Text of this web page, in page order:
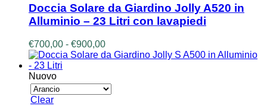
ha
più
varianti.
Le
opzioni
possono
essere
scelte
nella
Doccia Solare da Giardino Jolly A520 in
Alluminio – 23 Litri con lavapiedi
€700,00 - €900,00Fascia
di
€700,00
a
Nuovo
Clear